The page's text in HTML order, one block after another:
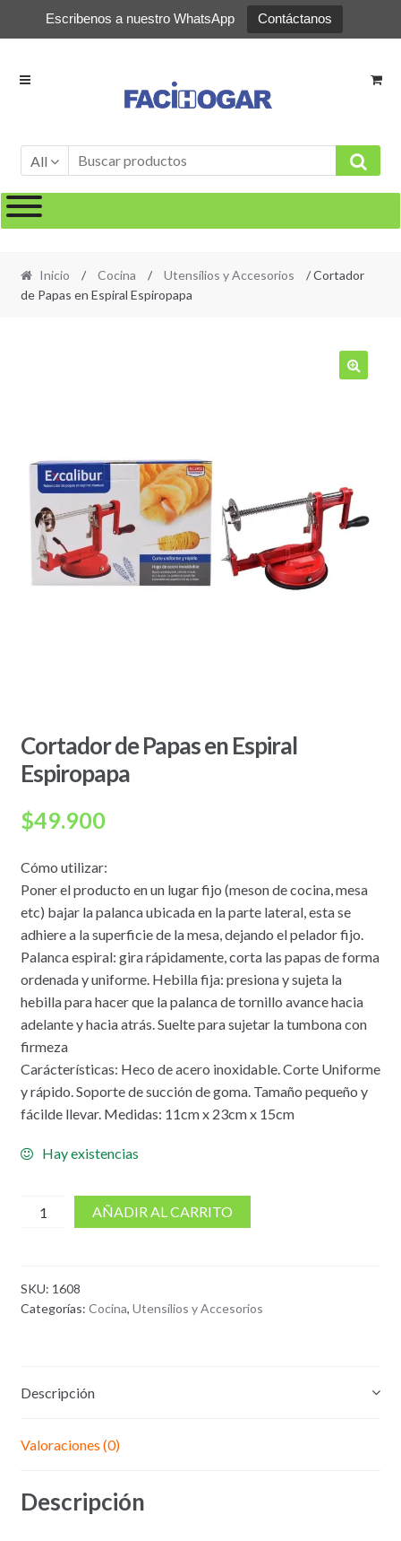
Escribenos a nuestro WhatsApp Contáctanos
Ir
Ir
All
Inicio / Cocina / Utensílios y Accesorios
/ Cortador
de Papas en Espiral Espiropapa
Cortador de Papas en Espiral
Espiropapa
$49.900
Cómo utilizar:
Poner el producto en un lugar fijo (meson de cocina, mesa
etc) bajar la palanca ubicada en la parte lateral, esta se
adhiere a la superficie de la mesa, dejando el pelador fijo.
Palanca espiral: gira rápidamente, corta las papas de forma
ordenada y uniforme. Hebilla fija: presiona y sujeta la
hebilla para hacer que la palanca de tornillo avance hacia
adelante y hacia atrás. Suelte para sujetar la tumbona con
firmeza
Carácterísticas: Heco de acero inoxidable. Corte Uniforme
y rápido. Soporte de succión de goma. Tamaño pequeño y
fácilde llevar. Medidas: 11cm x 23cm x 15cm
Hay existencias
cantidad
Papas
en
AÑADIR AL CARRITO
SKU: 1608
Categorías: Cocina, Utensílios y Accesorios
Descripción
Valoraciones (0)
Descripción